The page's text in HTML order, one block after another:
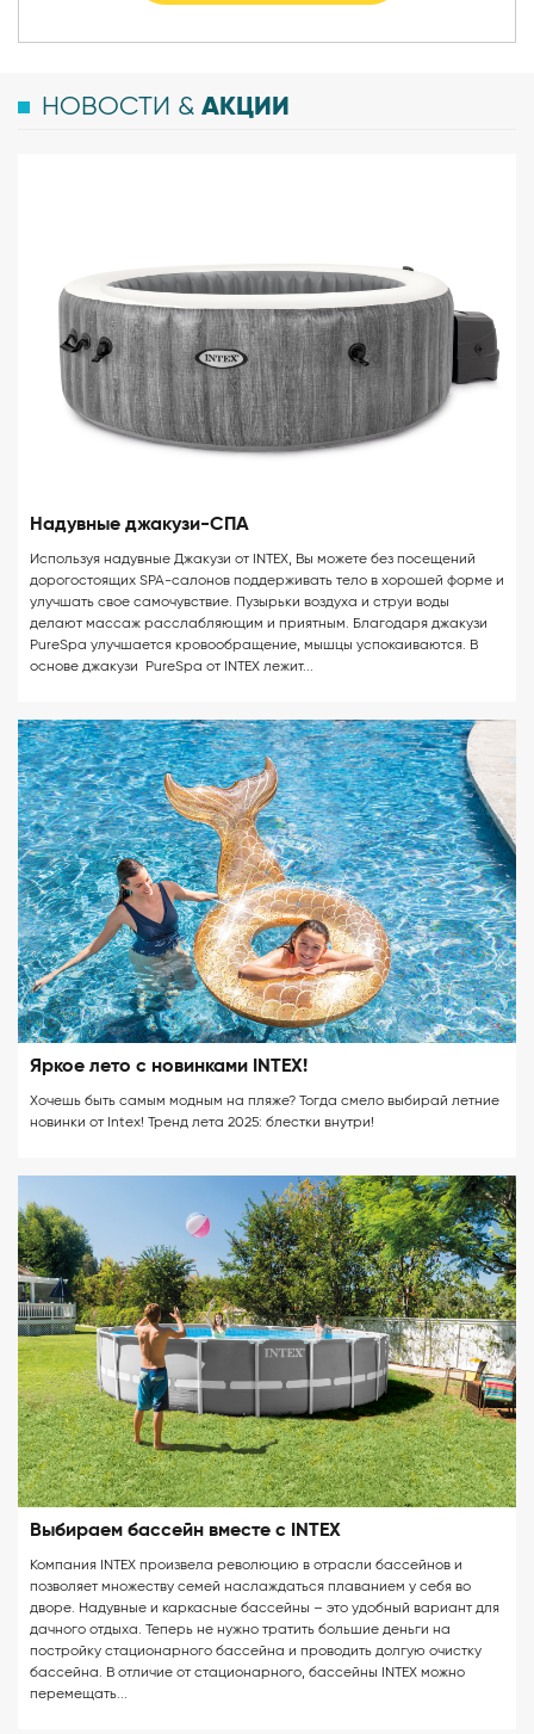
НОВОСТИ & АКЦИИ
Надувные джакузи-СПА
Используя надувные Джакузи от INTEX, Вы можете без посещений
дорогостоящих SPA-салонов поддерживать тело в хорошей форме и
улучшать свое самочувствие. Пузырьки воздуха и струи воды
делают массаж расслабляющим и приятным. Благодаря джакузи
PureSpa улучшается кровообращение, мышцы успокаиваются. В
основе джакузи PureSpa от INTEX лежит...
Яркое лето с новинками INTEX!
Хочешь быть самым модным на пляже? Тогда смело выбирай летние
новинки от Intex! Тренд лета 2025: блестки внутри!
Выбираем бассейн вместе с INTEX
Компания INTEX произвела революцию в отрасли бассейнов и
позволяет множеству семей наслаждаться плаванием у себя во
дворе. Надувные и каркасные бассейны – это удобный вариант для
дачного отдыха. Теперь не нужно тратить большие деньги на
постройку стационарного бассейна и проводить долгую очистку
бассейна. В отличие от стационарного, бассейны INTEX можно
перемещать...